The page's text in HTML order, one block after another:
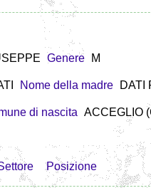
Genere M
Nome della madre DATI
di nascita ACCEGLIO
Posizione